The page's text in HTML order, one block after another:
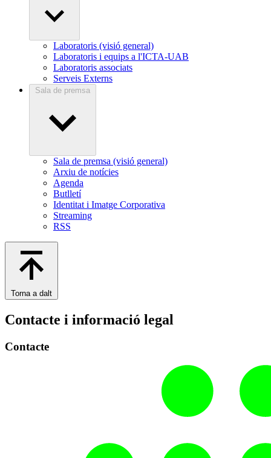
Laboratoris (visió general)
Laboratoris i equips a l'ICTA-UAB
Laboratoris associats
Serveis Externs
Sala de premsa
Sala de premsa (visió general)
Arxiu de notícies
Agenda
Butlletí
Identitat i Imatge Corporativa
Streaming
RSS
Torna a dalt
Contacte i informació legal
Contacte